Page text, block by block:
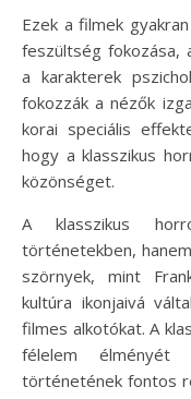
Ezek a filmek
feszültség fokozása,
a karakterek
fokozzák a nézők
korai speciális
hogy a klasszikus
közönséget.
A klasszikus
történetekben,
szörnyek, mint
kultúra ikonjaivá
filmes alkotókat. A
félelem élményét
történetének fontos